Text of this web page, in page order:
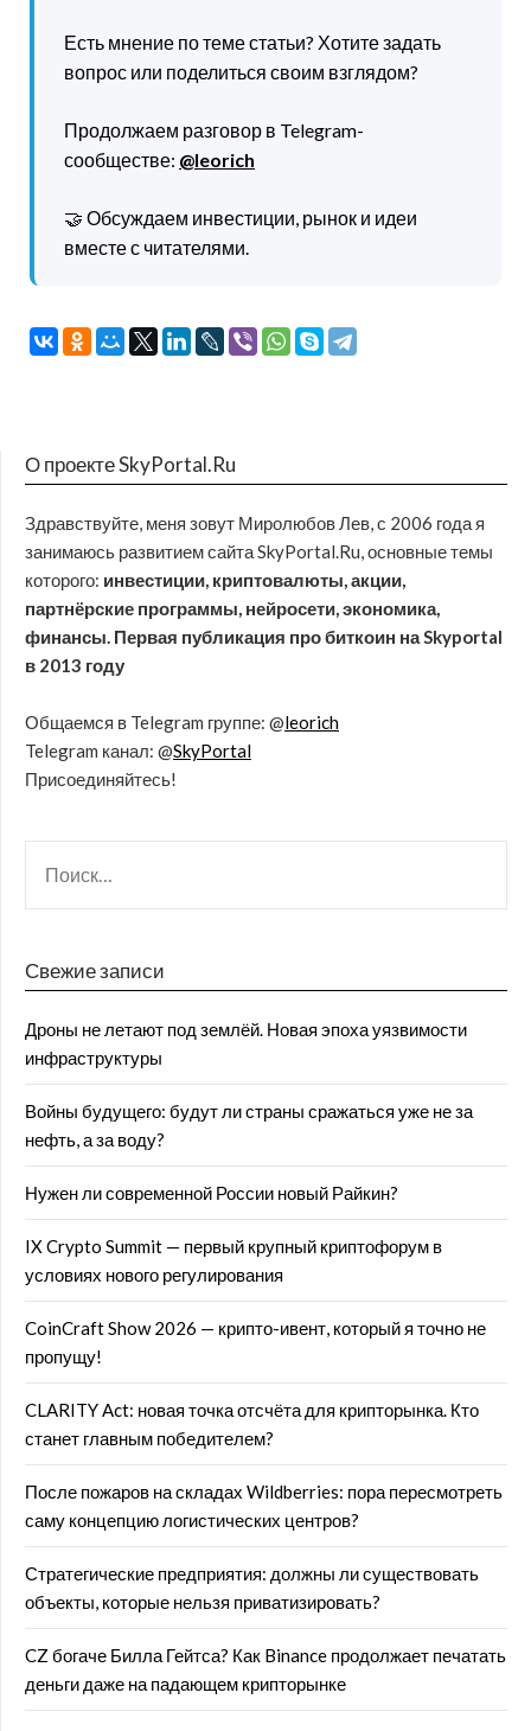
Есть мнение по теме статьи? Хотите задать
вопрос или поделиться своим взглядом?
Продолжаем разговор в Telegram-
сообществе: @leorich
🤝 Обсуждаем инвестиции, рынок и идеи
вместе с читателями.
О проекте SkyPortal.Ru
Здравствуйте, меня зовут Миролюбов Лев, с 2006 года я
занимаюсь развитием сайта SkyPortal.Ru, основные темы
которого: инвестиции, криптовалюты, акции,
партнёрские программы, нейросети, экономика,
финансы. Первая публикация про биткоин на Skyportal
в 2013 году
Общаемся в Telegram группе: @leorich
Telegram канал: @SkyPortal
Присоединяйтесь!
Свежие записи
Дроны не летают под землёй. Новая эпоха уязвимости
инфраструктуры
Войны будущего: будут ли страны сражаться уже не за
нефть, а за воду?
Нужен ли современной России новый Райкин?
IX Crypto Summit — первый крупный криптофорум в
условиях нового регулирования
CoinCraft Show 2026 — крипто-ивент, который я точно не
пропущу!
CLARITY Act: новая точка отсчёта для крипторынка. Кто
станет главным победителем?
После пожаров на складах Wildberries: пора пересмотреть
саму концепцию логистических центров?
Стратегические предприятия: должны ли существовать
объекты, которые нельзя приватизировать?
CZ богаче Билла Гейтса? Как Binance продолжает печатать
деньги даже на падающем крипторынке